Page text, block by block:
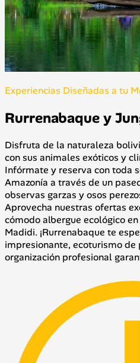
Experiencias Diseñadas a tu
Rurrenabaque y
Disfruta de la naturaleza
con sus animales exóticos y
Infórmate y reserva con toda
Amazonía a través de un
observas garzas y osos
Aprovecha nuestras ofertas
cómodo albergue ecológico
Madidi. ¡Rurrenabaque te
impresionante, ecoturismo
organización profesional